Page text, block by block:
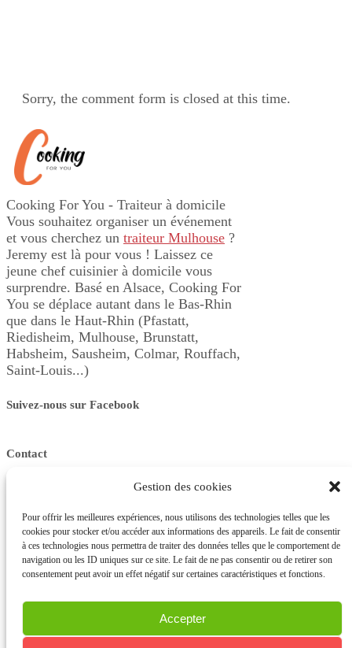
Gestion des cookies
Pour offrir les meilleures expériences, nous utilisons des technologies telles que les
cookies pour stocker et/ou accéder aux informations des appareils. Le fait de consentir
à ces technologies nous permettra de traiter des données telles que le comportement de
navigation ou les ID uniques sur ce site. Le fait de ne pas consentir ou de retirer son
consentement peut avoir un effet négatif sur certaines caractéristiques et fonctions.
Accepter
Sorry, the comment form is closed at this time.
Cooking For You - Traiteur à domicile
Vous souhaitez organiser un événement
et vous cherchez un traiteur Mulhouse ?
Jeremy est là pour vous ! Laissez ce
jeune chef cuisinier à domicile vous
surprendre. Basé en Alsace, Cooking For
You se déplace autant dans le Bas-Rhin
que dans le Haut-Rhin (Pfastatt,
Riedisheim, Mulhouse, Brunstatt,
Habsheim, Sausheim, Colmar, Rouffach,
Saint-Louis...)
Suivez-nous sur Facebook
Contact
06 23 44 18 94
E-mail
cookingforyou68@gmail.com